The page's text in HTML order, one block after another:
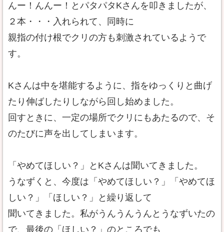
んー！んんー！とパタパタKさんを叩きましたが、
２本・・・入れられて、同時に
親指の付け根でクリの方も刺激されているようで
す。
Kさんは中を堪能するように、指をゆっくりと曲げ
たり伸ばしたりしながら回し始めました。
回すときに、一定の場所でクリにもあたるので、そ
のたびに声を出してしまいます。
「やめてほしい？」とKさんは聞いてきました。
うなずくと、今度は「やめてほしい？」「やめてほ
しい？」「ほしい？」と繰り返して
聞いてきました。私がうんうんうんとうなずいたの
で、最後の「ほしい？」のところでも